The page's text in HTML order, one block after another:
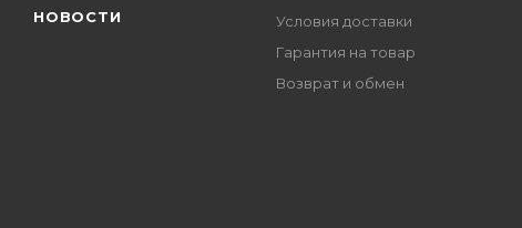
НОВОСТИ
Условия доставки
Гарантия на товар
Возврат и обмен